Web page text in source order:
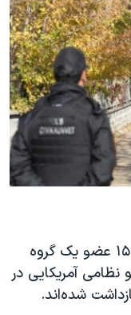
مقامات ترکیه روز دوشنبه اعلام کردند ۱۵ عضو یک گروه
نظامی آمریکایی در
شده‌اند.